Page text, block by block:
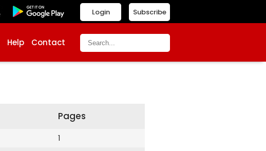
Subscribe
Login
Help Contact
Pages
1